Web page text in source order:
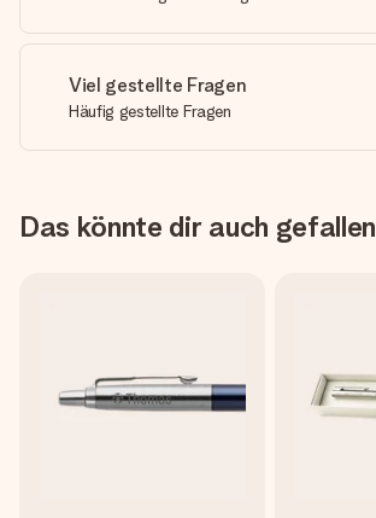
Viel gestellte Fragen
Häufig gestellte Fragen
Das könnte dir auch gefallen